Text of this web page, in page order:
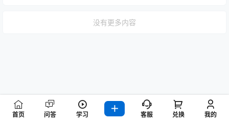
没有更多内容
首页 问答 学习 客服 兑换 我的